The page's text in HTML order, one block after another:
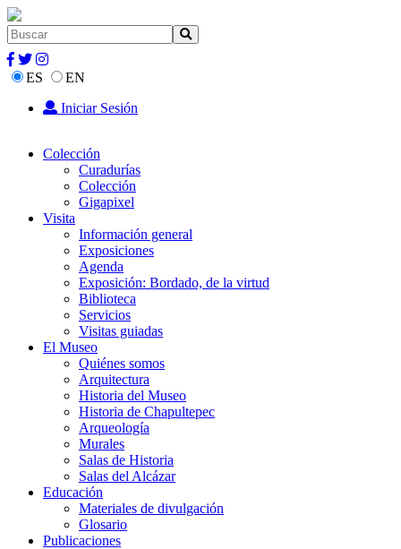
ES
EN
Iniciar Sesión
Colección
Curadurías
Colección
Gigapixel
Visita
Información general
Exposiciones
Agenda
Exposición: Bordado, de la virtud
Biblioteca
Servicios
Visitas guiadas
El Museo
Quiénes somos
Arquitectura
Historia del Museo
Historia de Chapultepec
Arqueología
Murales
Salas de Historia
Salas del Alcázar
Educación
Materiales de divulgación
Glosario
Publicaciones